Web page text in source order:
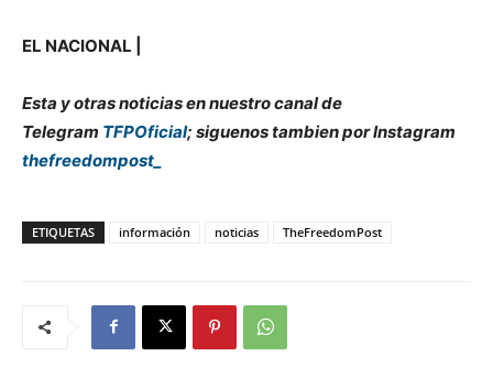
EL NACIONAL |
Esta y otras noticias en nuestro canal de
Telegram TFPOficial; siguenos tambien por Instagram
thefreedompost_
ETIQUETAS información noticias TheFreedomPost